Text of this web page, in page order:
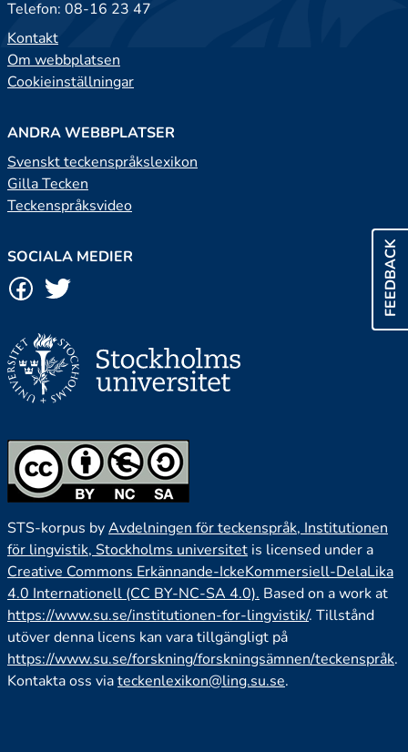
FEEDBACK
Telefon: 08-16 23 47
Kontakt
Om webbplatsen
Cookieinställningar
ANDRA WEBBPLATSER
Svenskt teckenspråkslexikon
Gilla Tecken
Teckenspråksvideo
SOCIALA MEDIER
STS-korpus byAvdelningen för teckenspråk, Institutionen
för lingvistik, Stockholms universitet is licensed under a
Creative Commons Erkännande-IckeKommersiell-DelaLika
4.0 Internationell (CC BY-NC-SA 4.0). Based on a work at
https://www.su.se/institutionen-for-lingvistik/. Tillstånd
utöver denna licens kan vara tillgängligt på
https://www.su.se/forskning/forskningsämnen/teckenspråk.
Kontakta oss viateckenlexikon@ling.su.se.